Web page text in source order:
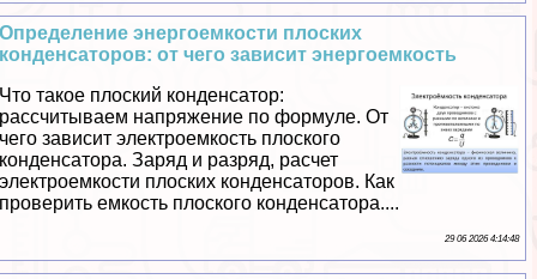
Определение энергоемкости плоских
конденсаторов: от чего зависит энергоемкость
Что такое плоский конденсатор:
рассчитываем напряжение по формуле. От
чего зависит электроемкость плоского
конденсатора. Заряд и разряд, расчет
электроемкости плоских конденсаторов. Как
проверить емкость плоского конденсатора....
29 06 2026 4:14:48